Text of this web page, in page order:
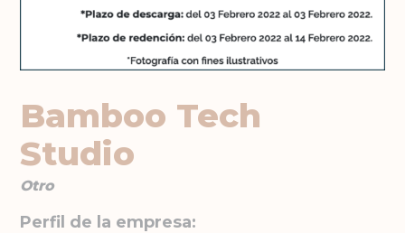
Bamboo Tech
Studio
Otro
Perfil de la empresa: